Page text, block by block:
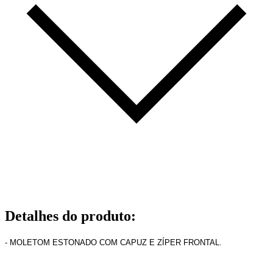
Detalhes do produto:
- MOLETOM ESTONADO COM CAPUZ E ZÍPER FRONTAL.